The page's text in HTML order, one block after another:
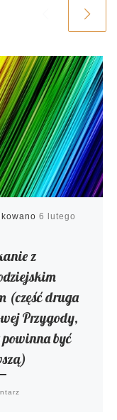
6 lutego
z
(część druga
Przygody,
być